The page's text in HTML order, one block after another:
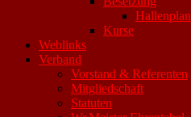
Hallenplan
Kurse
Weblinks
Verband
Vorstand & Referenten
Mitgliedschaft
Statuten